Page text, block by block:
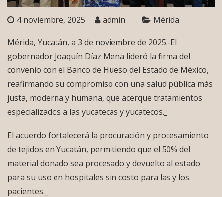
4 noviembre, 2025 admin Mérida
Mérida, Yucatán, a 3 de noviembre de 2025.-El
gobernador Joaquín Díaz Mena lideró la firma del
convenio con el Banco de Hueso del Estado de México,
reafirmando su compromiso con una salud pública más
justa, moderna y humana, que acerque tratamientos
especializados a las yucatecas y yucatecos._
El acuerdo fortalecerá la procuración y procesamiento
de tejidos en Yucatán, permitiendo que el 50% del
material donado sea procesado y devuelto al estado
para su uso en hospitales sin costo para las y los
pacientes._